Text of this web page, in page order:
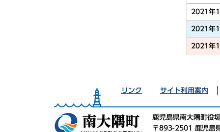
2021年
2021年
2021年
リンク サイト利用案内
鹿児島県南大隅町役
〒893-2501 鹿児島